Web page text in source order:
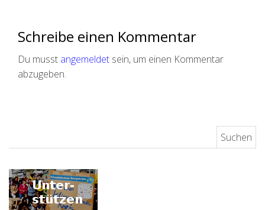
Schreibe einen Kommentar
Du musst angemeldet sein, um einen Kommentar
abzugeben.